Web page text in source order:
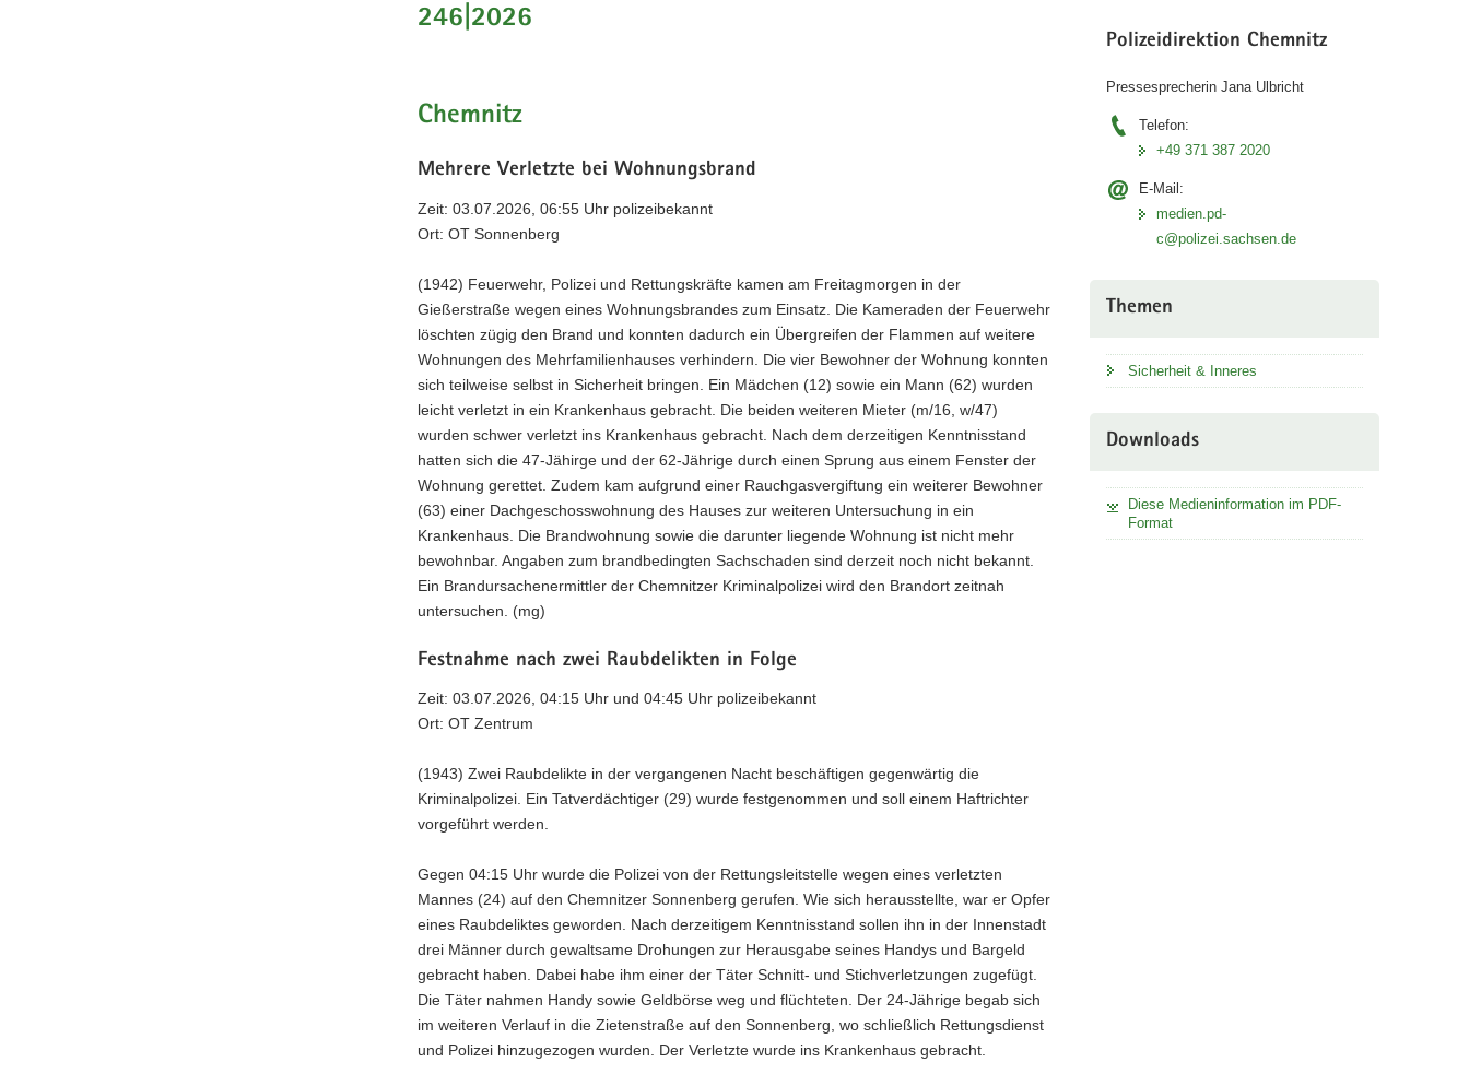
246|2026
Chemnitz
Mehrere Verletzte bei Wohnungsbrand
Zeit: 03.07.2026, 06:55 Uhr polizeibekannt
Ort: OT Sonnenberg
(1942) Feuerwehr, Polizei und Rettungskräfte kamen am Freitagmorgen in der
Gießerstraße wegen eines Wohnungsbrandes zum Einsatz. Die Kameraden der Feuerwehr
löschten zügig den Brand und konnten dadurch ein Übergreifen der Flammen auf weitere
Wohnungen des Mehrfamilienhauses verhindern. Die vier Bewohner der Wohnung konnten
sich teilweise selbst in Sicherheit bringen. Ein Mädchen (12) sowie ein Mann (62) wurden
leicht verletzt in ein Krankenhaus gebracht. Die beiden weiteren Mieter (m/16, w/47)
wurden schwer verletzt ins Krankenhaus gebracht. Nach dem derzeitigen Kenntnisstand
hatten sich die 47-Jähirge und der 62-Jährige durch einen Sprung aus einem Fenster der
Wohnung gerettet. Zudem kam aufgrund einer Rauchgasvergiftung ein weiterer Bewohner
(63) einer Dachgeschosswohnung des Hauses zur weiteren Untersuchung in ein
Krankenhaus. Die Brandwohnung sowie die darunter liegende Wohnung ist nicht mehr
bewohnbar. Angaben zum brandbedingten Sachschaden sind derzeit noch nicht bekannt.
Ein Brandursachenermittler der Chemnitzer Kriminalpolizei wird den Brandort zeitnah
untersuchen. (mg)
Festnahme nach zwei Raubdelikten in Folge
Zeit: 03.07.2026, 04:15 Uhr und 04:45 Uhr polizeibekannt
Ort: OT Zentrum
(1943) Zwei Raubdelikte in der vergangenen Nacht beschäftigen gegenwärtig die
Kriminalpolizei. Ein Tatverdächtiger (29) wurde festgenommen und soll einem Haftrichter
vorgeführt werden.
Gegen 04:15 Uhr wurde die Polizei von der Rettungsleitstelle wegen eines verletzten
Mannes (24) auf den Chemnitzer Sonnenberg gerufen. Wie sich herausstellte, war er Opfer
eines Raubdeliktes geworden. Nach derzeitigem Kenntnisstand sollen ihn in der Innenstadt
drei Männer durch gewaltsame Drohungen zur Herausgabe seines Handys und Bargeld
gebracht haben. Dabei habe ihm einer der Täter Schnitt- und Stichverletzungen zugefügt.
Die Täter nahmen Handy sowie Geldbörse weg und flüchteten. Der 24-Jährige begab sich
im weiteren Verlauf in die Zietenstraße auf den Sonnenberg, wo schließlich Rettungsdienst
und Polizei hinzugezogen wurden. Der Verletzte wurde ins Krankenhaus gebracht.
Polizeidirektion Chemnitz
Pressesprecherin Jana Ulbricht
Telefon:
+49 371 387 2020
E-Mail:
medien.pd-
c@polizei.sachsen.de
Themen
Sicherheit & Inneres
Downloads
Diese Medieninformation im PDF-
Format